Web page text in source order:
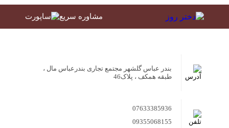
مشاوره سریع
بندر عباس گلشهر مجتمع تجاری بندرعباس مال ،
طبقه همکف ، پلاک46
07633385936
09355068155